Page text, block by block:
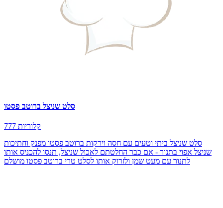
סלט שניצל ברוטב פסטו
777 קלוריות
סלט שניצל ביתי וטעים עם חסה וירקות ברוטב פסטו מפנק וחתיכות
שניצל אפוי בתנור - אם כבר החלטתם לאכול שניצל, תנסו להכניס אותו
לתנור עם מעט שמן ולזרוק אותו לסלט טרי ברוטב פסטו מושלם